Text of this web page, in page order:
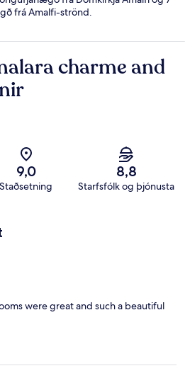
frá Amalfi-strönd.
charme and
9,0
Staðsetning
8,8
Starfsfólk og þjónusta
were great and such a beautiful